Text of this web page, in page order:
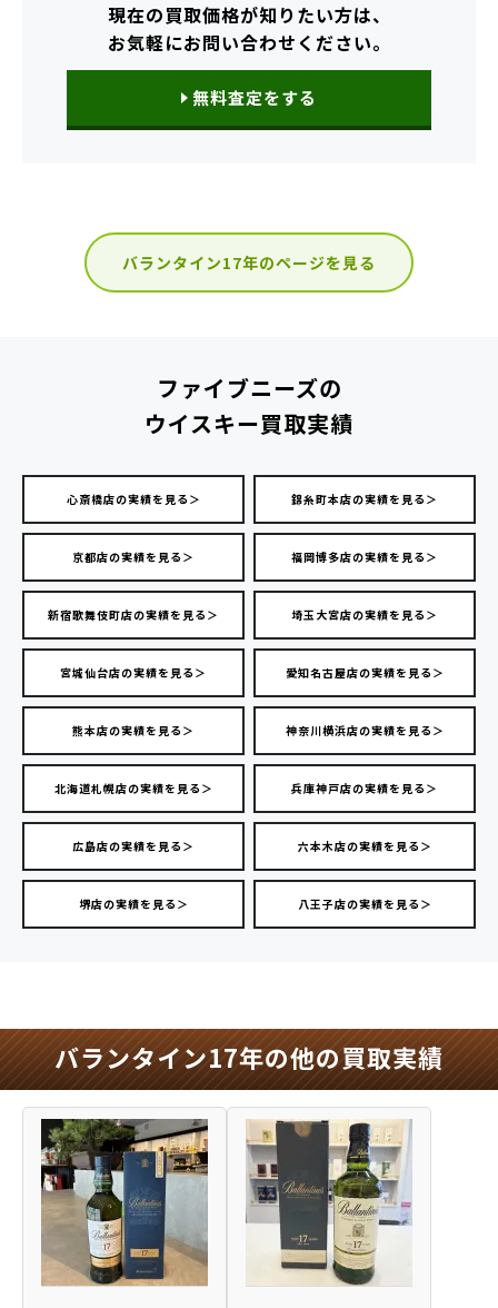
現在の買取価格が知りたい方は、
お気軽にお問い合わせください。
無料査定をする
バランタイン17年のページを見る
ファイブニーズの
ウイスキー買取実績
心斎橋店の実績を見る＞ 錦糸町本店の実績を見る＞
京都店の実績を見る＞ 福岡博多店の実績を見る＞
新宿歌舞伎町店の実績を見る＞ 埼玉大宮店の実績を見る＞
宮城仙台店の実績を見る＞ 愛知名古屋店の実績を見る＞
熊本店の実績を見る＞ 神奈川横浜店の実績を見る＞
北海道札幌店の実績を見る＞ 兵庫神戸店の実績を見る＞
広島店の実績を見る＞ 六本木店の実績を見る＞
堺店の実績を見る＞ 八王子店の実績を見る＞
バランタイン17年の他の買取実績